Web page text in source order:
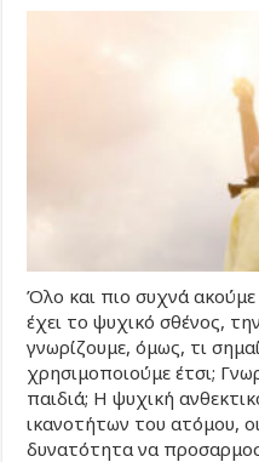
Όλο και πιο συχνά
έχει το ψυχικό σθένος,
γνωρίζουμε, όμως, τι
χρησιμοποιούμε έτσι;
παιδιά; Η ψυχική
ικανοτήτων του ατόμου,
δυνατότητα να